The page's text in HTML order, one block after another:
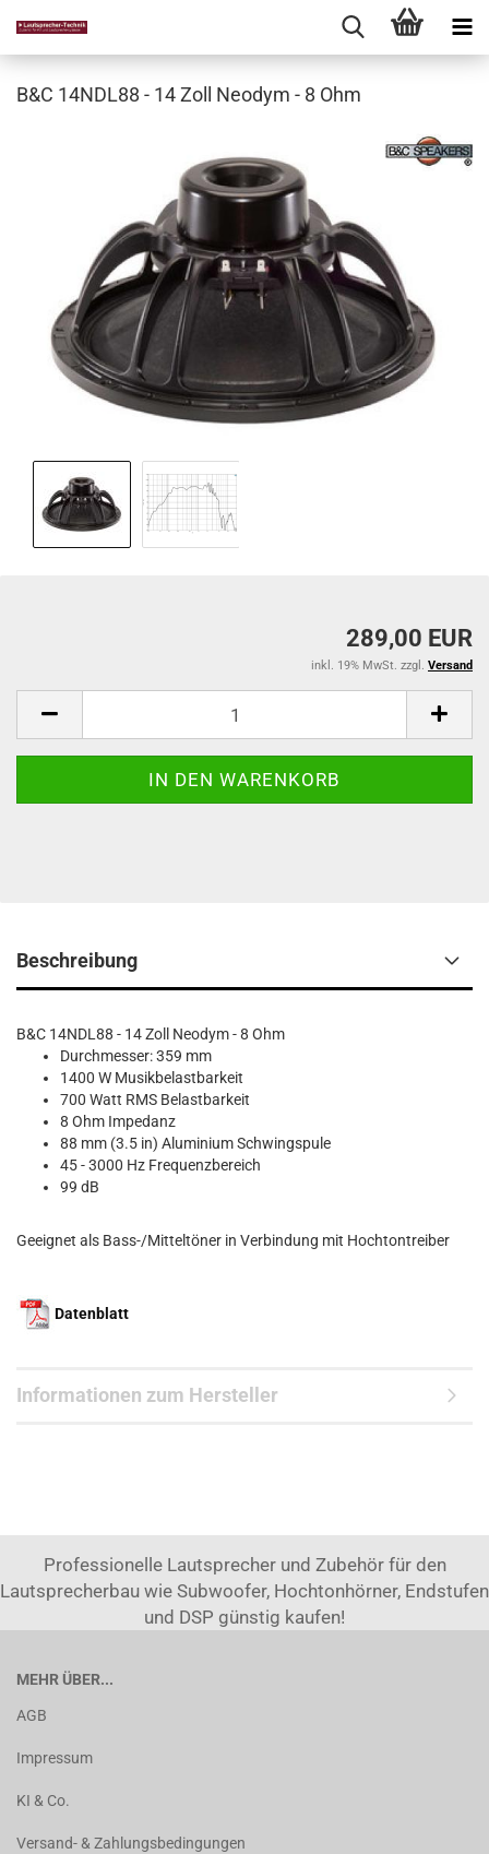
B&C 14NDL88 - 14 Zoll Neodym - 8 Ohm
289,00 EUR
inkl. 19% MwSt. zzgl. Versand
Beschreibung
B&C 14NDL88 - 14 Zoll Neodym - 8 Ohm
Durchmesser: 359 mm
1400 W Musikbelastbarkeit
700 Watt RMS Belastbarkeit
8 Ohm Impedanz
88 mm (3.5 in) Aluminium Schwingspule
45 - 3000 Hz Frequenzbereich
99 dB
Geeignet als Bass-/Mitteltöner in Verbindung mit Hochtontreiber
Datenblatt
Informationen zum Hersteller
Professionelle Lautsprecher und Zubehör für den
Lautsprecherbau wie Subwoofer, Hochtonhörner, Endstufen
und DSP günstig kaufen!
MEHR ÜBER...
AGB
Impressum
KI & Co.
Versand- & Zahlungsbedingungen